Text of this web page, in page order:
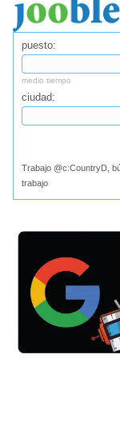
puesto:
medio tiempo
ciudad:
Trabajo @c:CountryD,
trabajo